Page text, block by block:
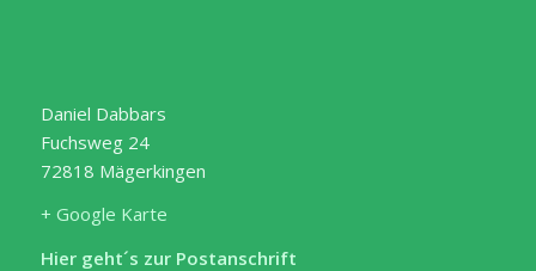
Daniel Dabbars
Fuchsweg 24
72818 Mägerkingen
+ Google Karte
Hier geht´s zur Postanschrift